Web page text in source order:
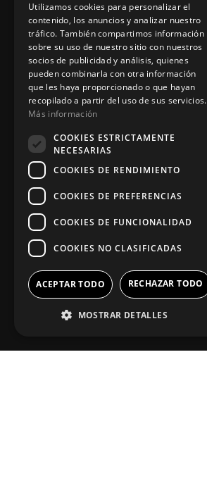
Contacto
Información legal
Política de privacidad
Aviso legal
App Zine Hostelería
Utilizamos cookies para personalizar el
contenido, los anuncios y analizar nuestro
tráfico. También compartimos información
sobre su uso de nuestro sitio con nuestros
socios de publicidad y análisis, quienes
pueden combinarla con otra información
que les haya proporcionado o que hayan
recopilado a partir del uso de sus servicios.
Más información
COOKIES ESTRICTAMENTE
NECESARIAS
COOKIES DE RENDIMIENTO
COOKIES DE PREFERENCIAS
COOKIES DE FUNCIONALIDAD
COOKIES NO CLASIFICADAS
ACEPTAR TODO RECHAZAR TODO
MOSTRAR DETALLES